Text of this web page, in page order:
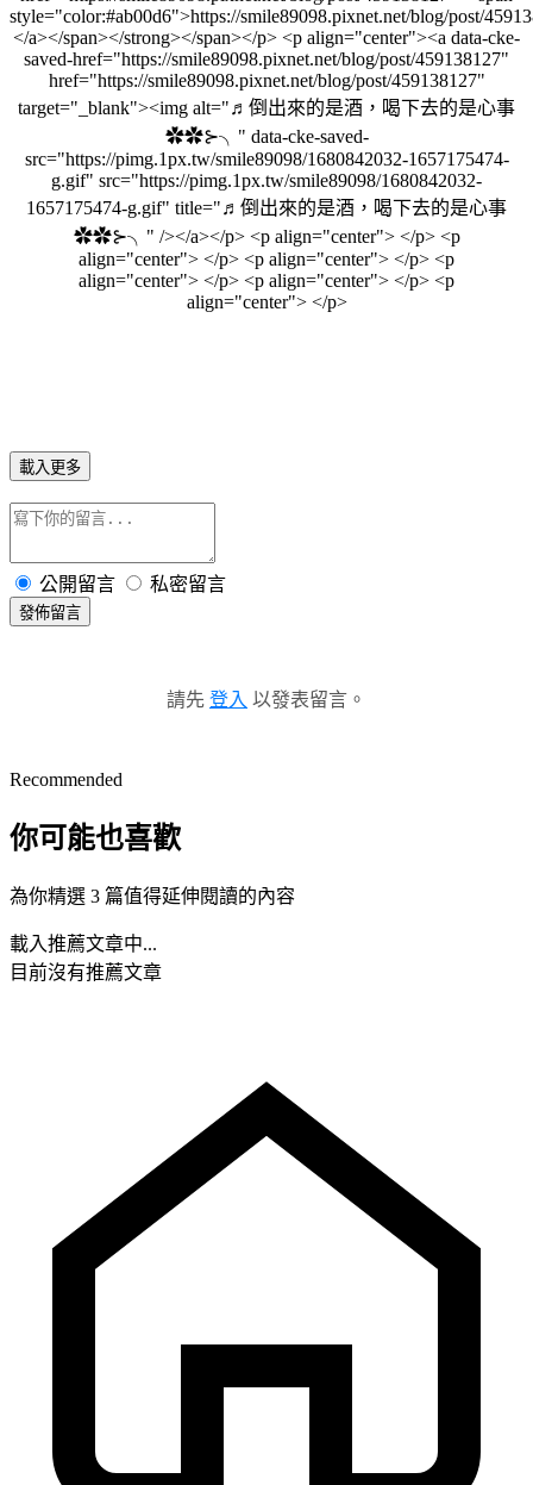
style="color:#ab00d6">https://smile89098.pixnet.net/blog/post/
</a></span></strong></span></p> <p align="center"><a data-cke-
saved-href="https://smile89098.pixnet.net/blog/post/459138127"
href="https://smile89098.pixnet.net/blog/post/459138127"
target="_blank"><img alt="♬倒出來的是酒，喝下去的是心事
✿✿⊱╮" data-cke-saved-
src="https://pimg.1px.tw/smile89098/1680842032-1657175474-
g.gif" src="https://pimg.1px.tw/smile89098/1680842032-
1657175474-g.gif" title="♬倒出來的是酒，喝下去的是心事
✿✿⊱╮" /></a></p> <p align="center"> </p> <p
align="center"> </p> <p align="center"> </p> <p
align="center"> </p> <p align="center"> </p> <p
align="center"> </p>
載入更多
公開留言 私密留言
發佈留言
請先 登入 以發表留言。
Recommended
你可能也喜歡
為你精選 3 篇值得延伸閱讀的內容
載入推薦文章中...
目前沒有推薦文章